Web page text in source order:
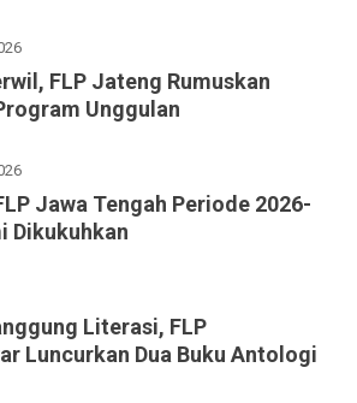
FLP Jateng Rumuskan
Unggulan
Jawa Tengah Periode 2026-
Dikukuhkan
Literasi, FLP
Luncurkan Dua Buku Antologi